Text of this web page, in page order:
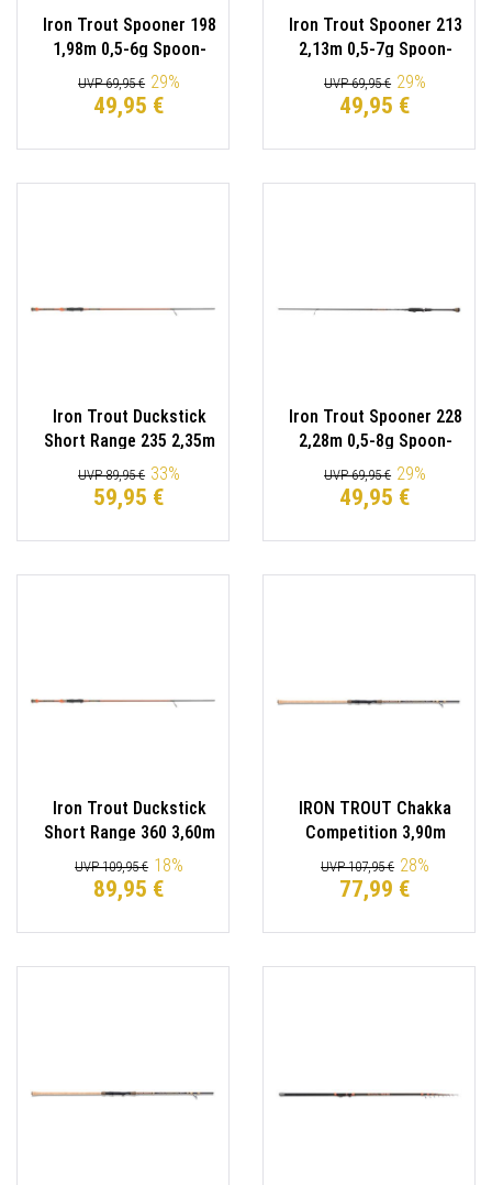
Iron Trout Spooner 198
1,98m 0,5-6g Spoon-
Rute Spinnrute
UVP 69,95 € 29%
49,95 €
Iron Trout Spooner 213
2,13m 0,5-7g Spoon-
Rute Spinnrute
UVP 69,95 € 29%
49,95 €
Iron Trout Duckstick
Short Range 235 2,35m
0,8-12g Spoon-Rute
Spinnrute
UVP 89,95 € 33%
59,95 €
Iron Trout Spooner 228
2,28m 0,5-8g Spoon-
Rute Spinnrute
UVP 69,95 € 29%
49,95 €
Iron Trout Duckstick
Short Range 360 3,60m
-40g Spoon-Rute
Spinnrute
UVP 109,95 € 18%
89,95 €
IRON TROUT Chakka
Competition 3,90m
Forellenrute
UVP 107,95 € 28%
77,99 €